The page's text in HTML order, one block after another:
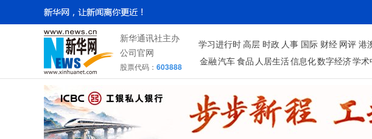
新华通讯社主办
公司官网
股票代码： 603888
学习进行时高层 时政 人事 国际 财经 网评 港
金融汽车食品 人居生活信息化数字经济学术